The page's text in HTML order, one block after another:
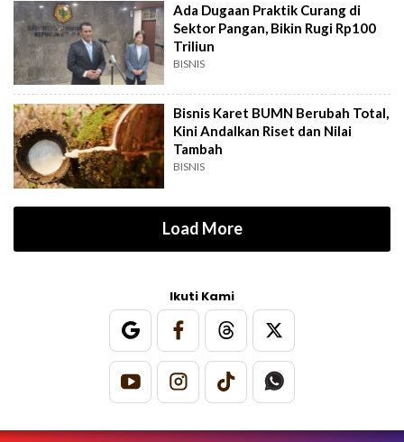
Ada Dugaan Praktik Curang di
Sektor Pangan, Bikin Rugi Rp100
Triliun
BISNIS
Bisnis Karet BUMN Berubah Total,
Kini Andalkan Riset dan Nilai
Tambah
BISNIS
Load More
Ikuti Kami